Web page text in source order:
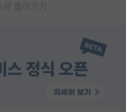
돌아가기